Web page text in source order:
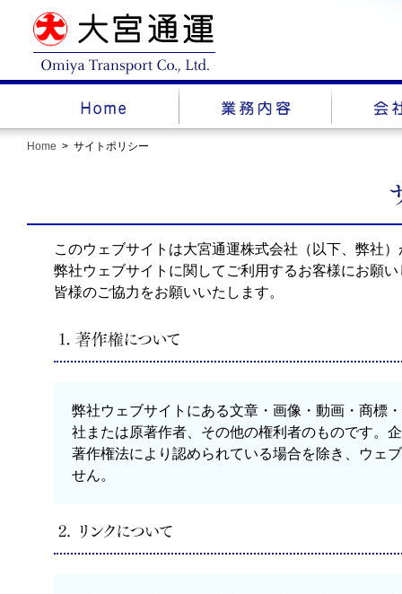
Home サイトポリシー
このウェブサイトは大宮通運株式会社（以下、弊社
弊社ウェブサイトに関してご利用するお客様にお願
皆様のご協力をお願いいたします。
弊社ウェブサイトにある文章・画像・動画・商標
社または原著作者、その他の権利者のものです。
著作権法により認められている場合を除き、ウェ
せん。